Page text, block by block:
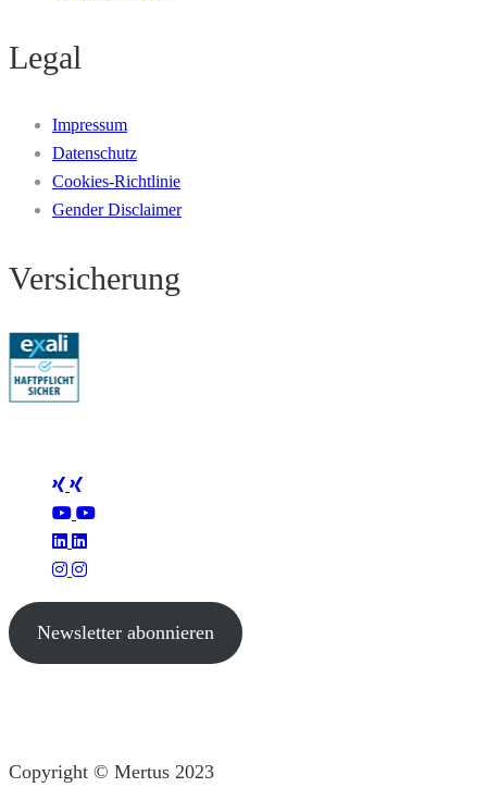
Legal
Impressum
Datenschutz
Cookies-Richtlinie
Gender Disclaimer
Versicherung
Newsletter abonnieren
Copyright © Mertus 2023